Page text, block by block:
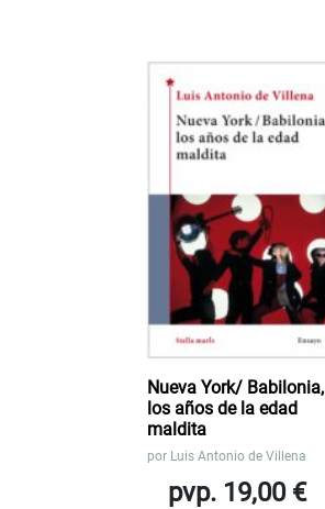
Nueva York/ Babilonia,
los años de la edad
maldita
por Luis Antonio de Villena
pvp. 19,00 €